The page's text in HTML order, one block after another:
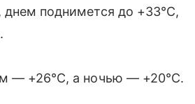
днем поднимется до +33°C,
— +26°C, а ночью — +20°C.